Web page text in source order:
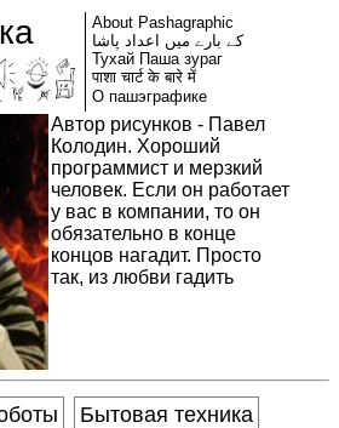
About Pashagraphic
کے بارے میں اعداد پاشا
Тухай Паша зураг
पाशा चार्ट के बारे में
О пашэграфике
Автор рисунков - Павел
Колодин. Хороший
программист и мерзкий
человек. Если он работает
у вас в компании, то он
обязательно в конце
концов нагадит. Просто
так, из любви гадить
Бытовая техника